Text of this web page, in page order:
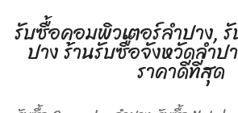
รับซื้อคอมพิวเตอร์ลำปาง,
ปาง ร้านรับซื้อจังหวัดลำป
ราคาดีที่สุด